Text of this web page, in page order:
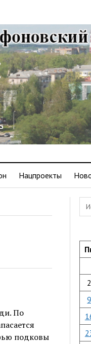
Нацпроекты
По
подковы
2
9